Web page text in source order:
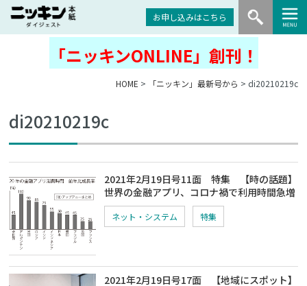
お申し込みはこちら
「ニッキンONLINE」創刊！
HOME > 「ニッキン」最新号から > di20210219c
di20210219c
2021年2月19日号11面 特集 【時の話題】
世界の金融アプリ、コロナ禍で利用時間急増
ネット・システム 特集
2021年2月19日号17面 【地域にスポット】